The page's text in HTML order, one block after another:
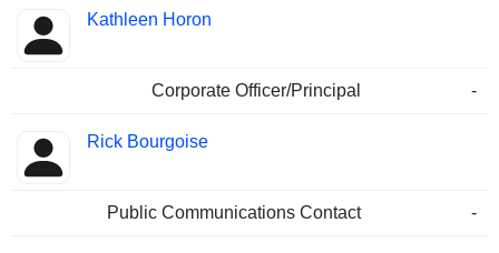
Kathleen Horon
Corporate Officer/Principal -
Rick Bourgoise
Public Communications Contact -